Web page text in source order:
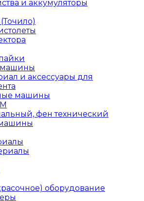
и аккумуляторы
машины
и аксессуары для
машины
фен технический
оборудование